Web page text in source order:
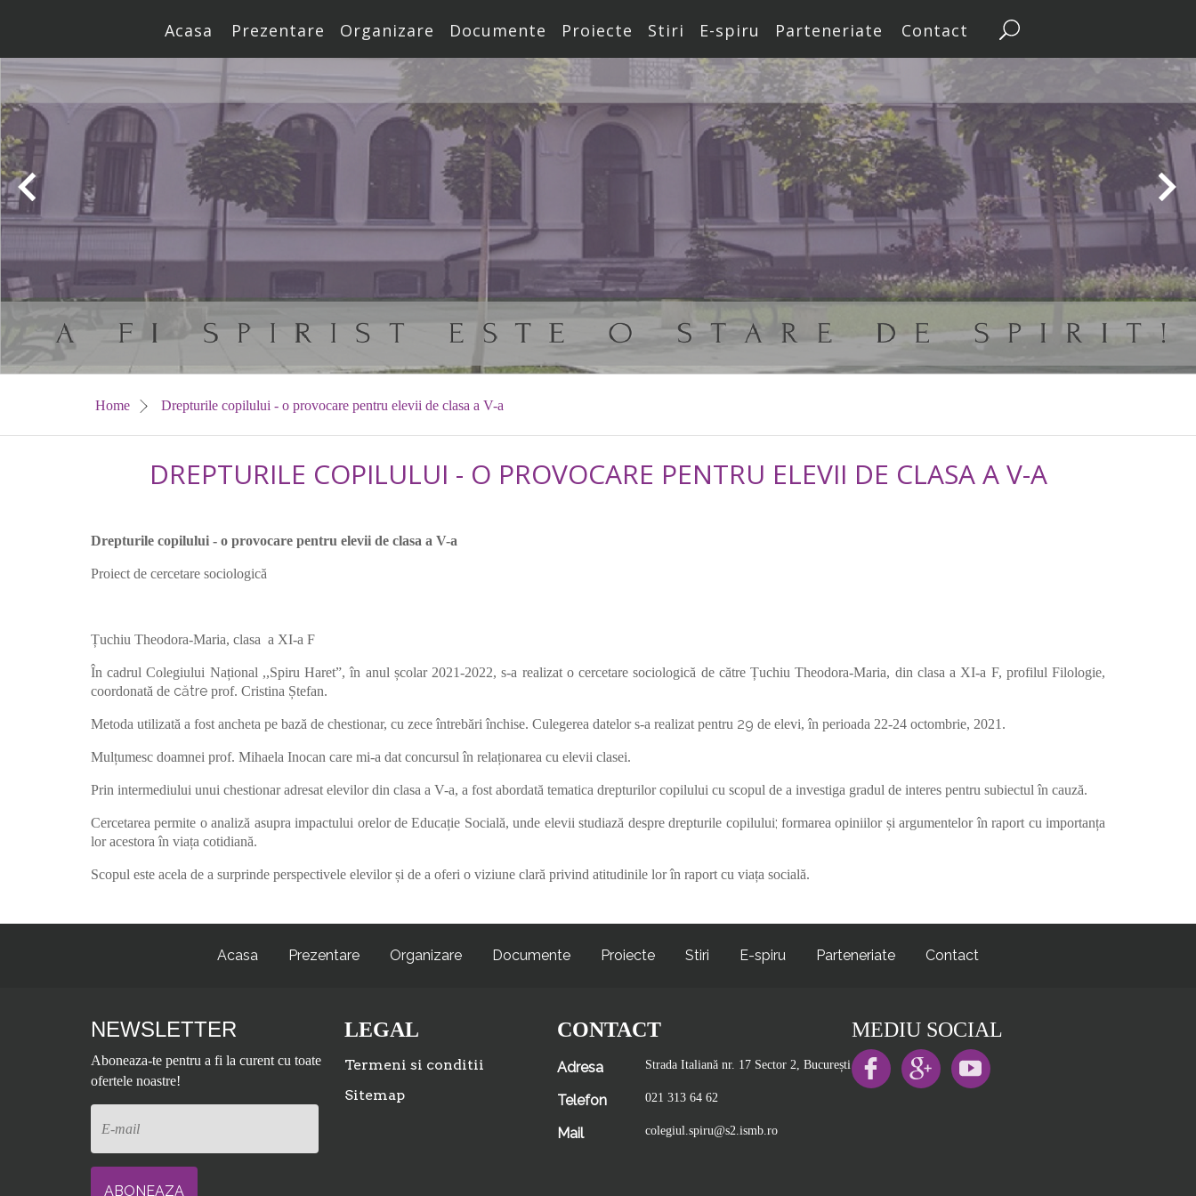
Acasa Prezentare Organizare Documente Proiecte Stiri E-spiru Parteneriate Contact
Home Drepturile copilului - o provocare pentru elevii de clasa a V-a
DREPTURILE COPILULUI - O PROVOCARE PENTRU ELEVII DE CLASA A V-A
Drepturile copilului - o provocare pentru elevii de clasa a V-a
Proiect de cercetare sociologică
Țuchiu Theodora-Maria, clasa a XI-a F
În cadrul Colegiului Național ,,Spiru Haret”, în anul școlar 2021-2022, s-a realizat o cercetare sociologică de către Țuchiu Theodora-Maria, din clasa a XI-a F, profilul Filologie,
coordonată de către prof. Cristina Ștefan.
Metoda utilizată a fost ancheta pe bază de chestionar, cu zece întrebări închise. Culegerea datelor s-a realizat pentru 29 de elevi, în perioada 22-24 octombrie, 2021.
Mulțumesc doamnei prof. Mihaela Inocan care mi-a dat concursul în relaționarea cu elevii clasei.
Prin intermediului unui chestionar adresat elevilor din clasa a V-a, a fost abordată tematica drepturilor copilului cu scopul de a investiga gradul de interes pentru subiectul în cauză.
Cercetarea permite o analiză asupra impactului orelor de Educație Socială, unde elevii studiază despre drepturile copilului; formarea opiniilor și argumentelor în raport cu importanța
lor acestora în viața cotidiană.
Scopul este acela de a surprinde perspectivele elevilor și de a oferi o viziune clară privind atitudinile lor în raport cu viața socială.
Acasa Prezentare Organizare Documente Proiecte Stiri E-spiru Parteneriate Contact
NEWSLETTER
Aboneaza-te pentru a fi la curent cu toate
ofertele noastre!
LEGAL
Termeni si conditii
Sitemap
CONTACT
Adresa Strada Italiană nr. 17 Sector 2, București
Telefon 021 313 64 62
Mail colegiul.spiru@s2.ismb.ro
MEDIU SOCIAL